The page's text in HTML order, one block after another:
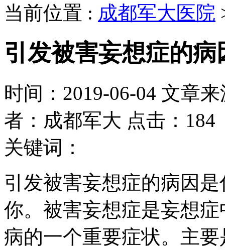
当前位置 : 成都军大医院
引发被害妄想症的病
时间：2019-06-04 文章
者：成都军大 点击：184
关键词：
引发被害妄想症的病因
你。被害妄想症是妄想
病的一个重要症状。主